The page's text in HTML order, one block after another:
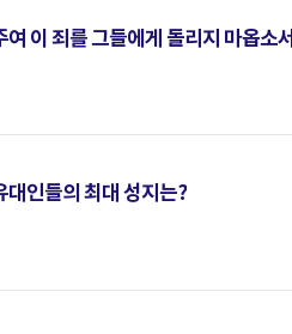
이 죄를 그들에게 돌리지 마옵소서
대인들의 최대 성지는?